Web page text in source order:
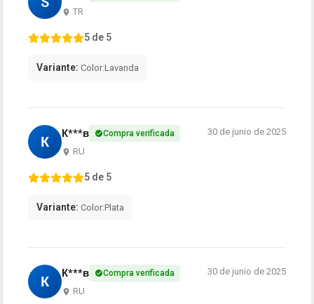
TR
5 de 5
Variante: Color:Lavanda
К К***в Compra verificada
RU
30 de junio de 2025
5 de 5
Variante: Color:Plata
К К***в Compra verificada
RU
30 de junio de 2025